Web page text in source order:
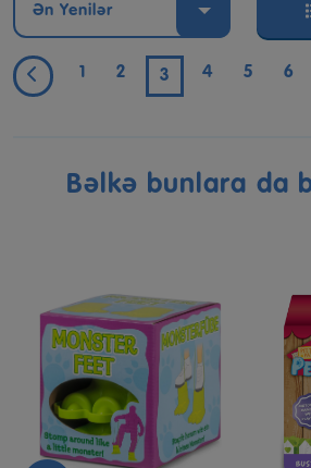
Ən Yenilər
1 2 3 4 5 6
Bəlkə bunlara da